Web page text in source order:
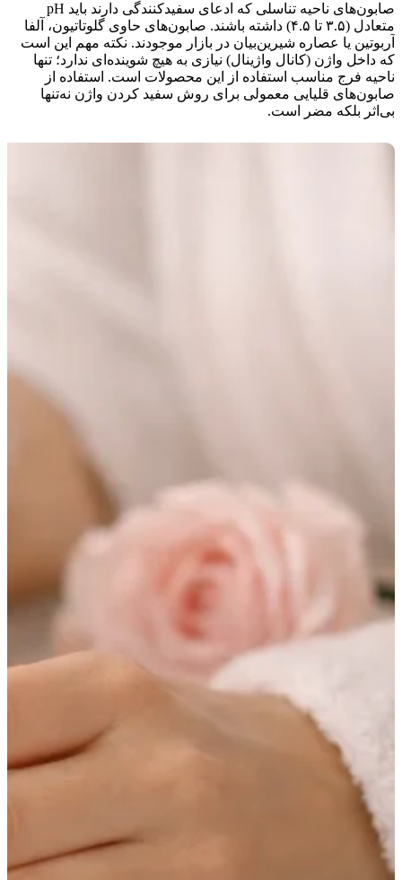
صابون‌های ناحیه تناسلی که ادعای سفیدکنندگی دارند باید pH
متعادل (۳.۵ تا ۴.۵) داشته باشند. صابون‌های حاوی گلوتاتیون، آلفا
آربوتین یا عصاره شیرین‌بیان در بازار موجودند. نکته مهم این است
که داخل واژن (کانال واژینال) نیازی به هیچ شوینده‌ای ندارد؛ تنها
ناحیه فرج مناسب استفاده از این محصولات است. استفاده از
صابون‌های قلیایی معمولی برای روش سفید کردن واژن نه‌تنها
بی‌اثر بلکه مضر است.